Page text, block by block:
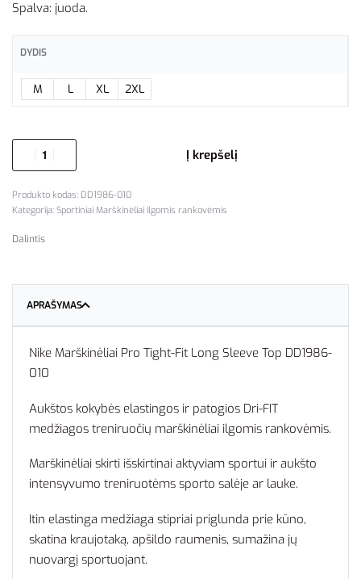
Spalva: juoda.
DYDIS
M L XL 2XL
Į krepšelį
DD1986-010
Kategorija: Sportiniai Marškinėliai ilgomis rankovėmis
Dalintis
APRAŠYMAS
Nike Marškinėliai Pro Tight-Fit Long Sleeve Top DD1986-
010
Aukštos kokybės elastingos ir patogios Dri-FIT
medžiagos treniruočių marškinėliai ilgomis rankovėmis.
Marškinėliai skirti išskirtinai aktyviam sportui ir aukšto
intensyvumo treniruotėms sporto salėje ar lauke.
Itin elastinga medžiaga stipriai priglunda prie kūno,
skatina kraujotaką, apšildo raumenis, sumažina jų
nuovargį sportuojant.